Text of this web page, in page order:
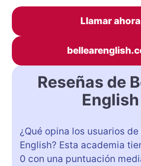
Llamar ahora
Reseñas de
English
¿Qué opina los usuarios
English? Esta academia
0 con una puntuación